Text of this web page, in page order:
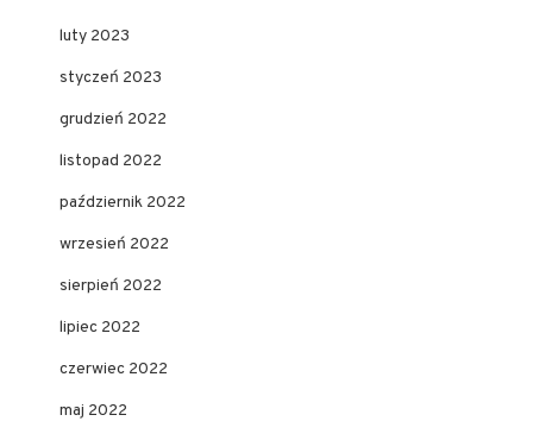
luty 2023
styczeń 2023
grudzień 2022
listopad 2022
październik 2022
wrzesień 2022
sierpień 2022
lipiec 2022
czerwiec 2022
maj 2022